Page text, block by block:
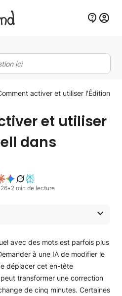
activer et utiliser l'Édition
et utiliser
dans
•2 min de lecture
dans l’écran d’aperçu
avec des mots est parfois plus
à une IA de modifier le
déplacer cet en-tête
transformer une correction
de cinq minutes. Certaines